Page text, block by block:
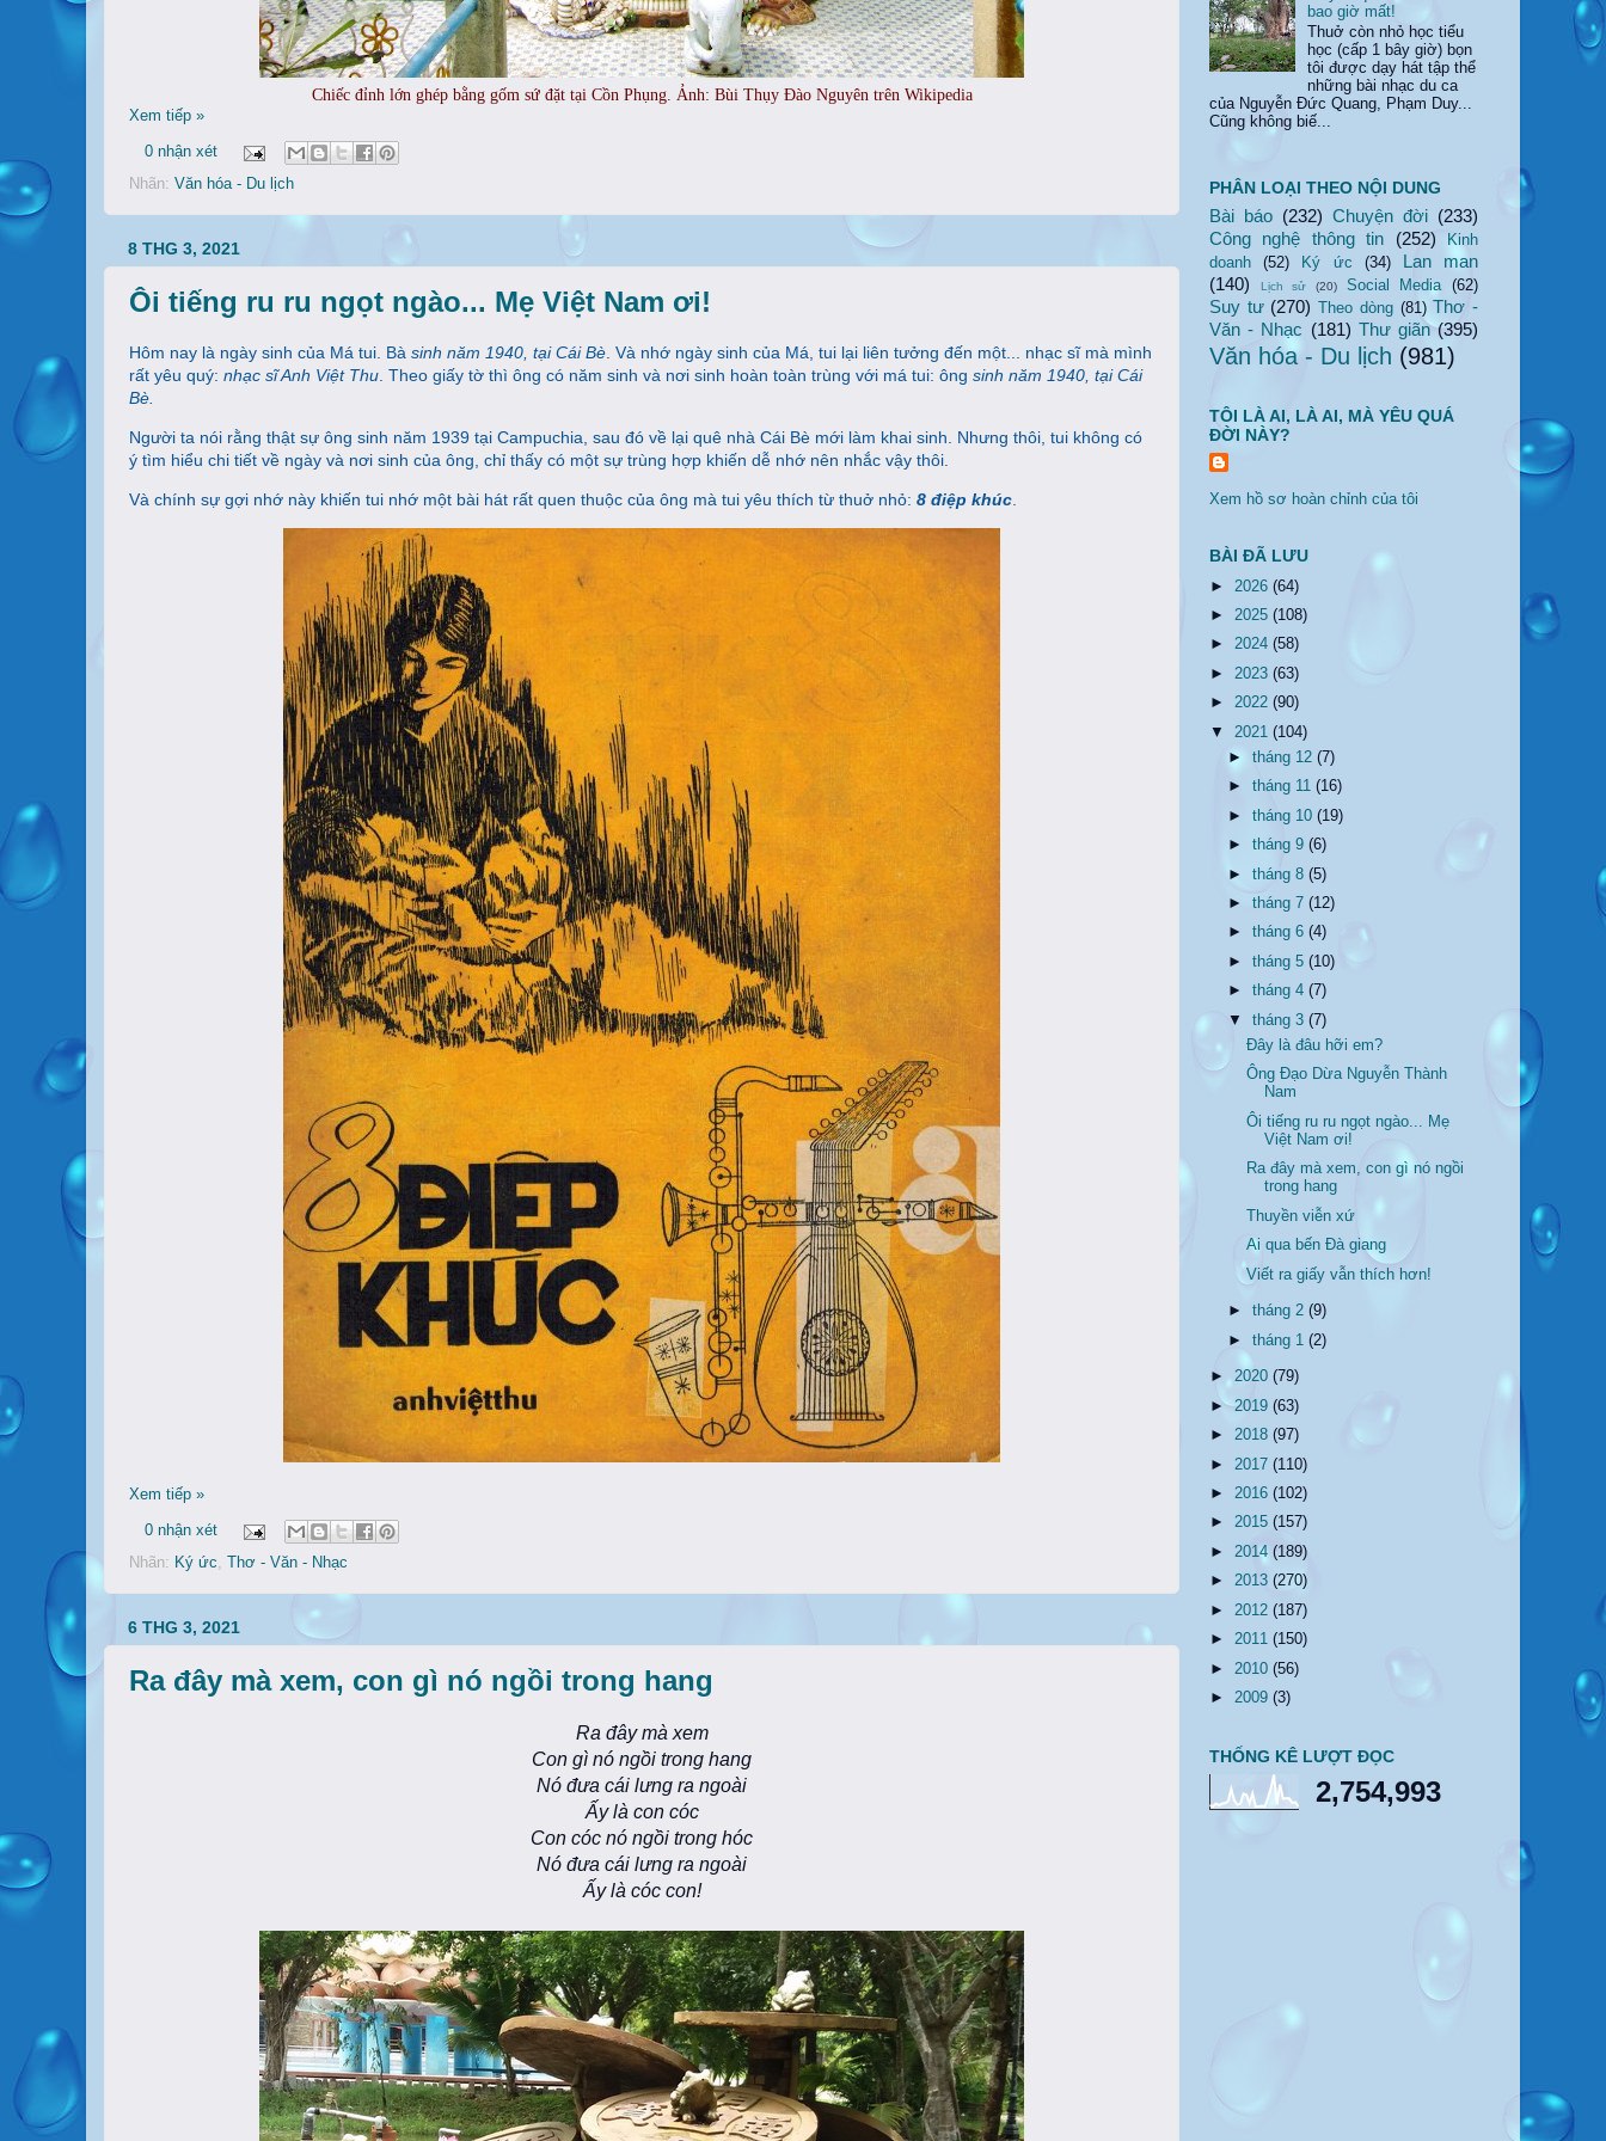
Chiếc đỉnh lớn ghép bằng gốm sứ đặt tại Cồn Phụng. Ảnh: Bùi Thụy Đào Nguyên trên Wikipedia
Xem tiếp »
0 nhận xét
Nhãn: Văn hóa - Du lịch
8 THG 3, 2021
Ôi tiếng ru ru ngọt ngào... Mẹ Việt Nam ơi!
Hôm nay là ngày sinh của Má tui. Bà sinh năm 1940, tại Cái Bè . Và nhớ ngày sinh của Má, tui lại liên tưởng đến một... nhạc sĩ mà mình
rất yêu quý: nhạc sĩ Anh Việt Thu . Theo giấy tờ thì ông có năm sinh và nơi sinh hoàn toàn trùng với má tui: ông sinh năm 1940, tại Cái
Bè.
Người ta nói rằng thật sự ông sinh năm 1939 tại Campuchia, sau đó về lại quê nhà Cái Bè mới làm khai sinh. Nhưng thôi, tui không có
ý tìm hiểu chi tiết về ngày và nơi sinh của ông, chỉ thấy có một sự trùng hợp khiến dễ nhớ nên nhắc vậy thôi.
Và chính sự gợi nhớ này khiến tui nhớ một bài hát rất quen thuộc của ông mà tui yêu thích từ thuở nhỏ: 8 điệp khúc
Xem tiếp »
0 nhận xét
Nhãn: Ký ức, Thơ - Văn - Nhạc
6 THG 3, 2021
Ra đây mà xem, con gì nó ngồi trong hang
Ra đây mà xem
Con gì nó ngồi trong hang
Nó đưa cái lưng ra ngoài
Ấy là con cóc
Con cóc nó ngồi trong hóc
Nó đưa cái lưng ra ngoài
Ấy là cóc con!
bao giờ mất!
Thuở còn nhỏ học tiểu
học (cấp 1 bây giờ) bọn
tôi được dạy hát tập thể
những bài nhạc du ca
của Nguyễn Đức Quang, Phạm Duy...
Cũng không biế...
PHÂN LOẠI THEO NỘI DUNG
Bài báo (232) Chuyện đời (233)
Công nghệ thông tin
(252)
Kinh
doanh
(52) Ký ức (34)
Lan man
(140)
Lịch sử (20) Social Media (62)
Suy tư (270) Theo dòng (81) Thơ -
Văn - Nhạc (181) Thư giãn (395)
Văn hóa - Du lịch (981)
TÔI LÀ AI, LÀ AI, MÀ YÊU QUÁ
ĐỜI NÀY?
Xem hồ sơ hoàn chỉnh của tôi
BÀI ĐÃ LƯU
► 2026 (64)
► 2025 (108)
► 2024 (58)
► 2023 (63)
► 2022 (90)
▼ 2021 (104)
►tháng 12(7)
►tháng 11(16)
►tháng 10(19)
►tháng 9(6)
►tháng 8(5)
►tháng 7(12)
►tháng 6(4)
►tháng 5(10)
►tháng 4(7)
▼tháng 3(7)
Đây là đâu hỡi em?
Ông Đạo Dừa Nguyễn Thành
Nam
Ôi tiếng ru ru ngọt ngào... Mẹ
Việt Nam ơi!
Ra đây mà xem, con gì nó ngồi
trong hang
Thuyền viễn xứ
Ai qua bến Đà giang
Viết ra giấy vẫn thích hơn!
►tháng 2(9)
►tháng 1(2)
► 2020 (79)
►2019 (63)
► 2018 (97)
► 2017 (110)
► 2016 (102)
► 2015 (157)
► 2014 (189)
► 2013 (270)
► 2012 (187)
► 2011 (150)
► 2010 (56)
► 2009 (3)
THỐNG KÊ LƯỢT ĐỌC
2,754,993